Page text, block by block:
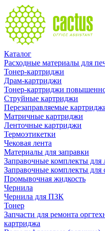
Каталог
Расходные материалы для
Тонер-картриджи
Драм-картриджи
Тонер-картриджи
Струйные картриджи
Перезаправляемые
Матричные картриджи
Ленточные картриджи
Термоэтикетки
Чековая лента
Материалы для заправки
Заправочные комплекты для
Заправочные комплекты для
Промывочная жидкость
Чернила
Чернила для ПЗК
Тонер
Запчасти для ремонта
картриджа